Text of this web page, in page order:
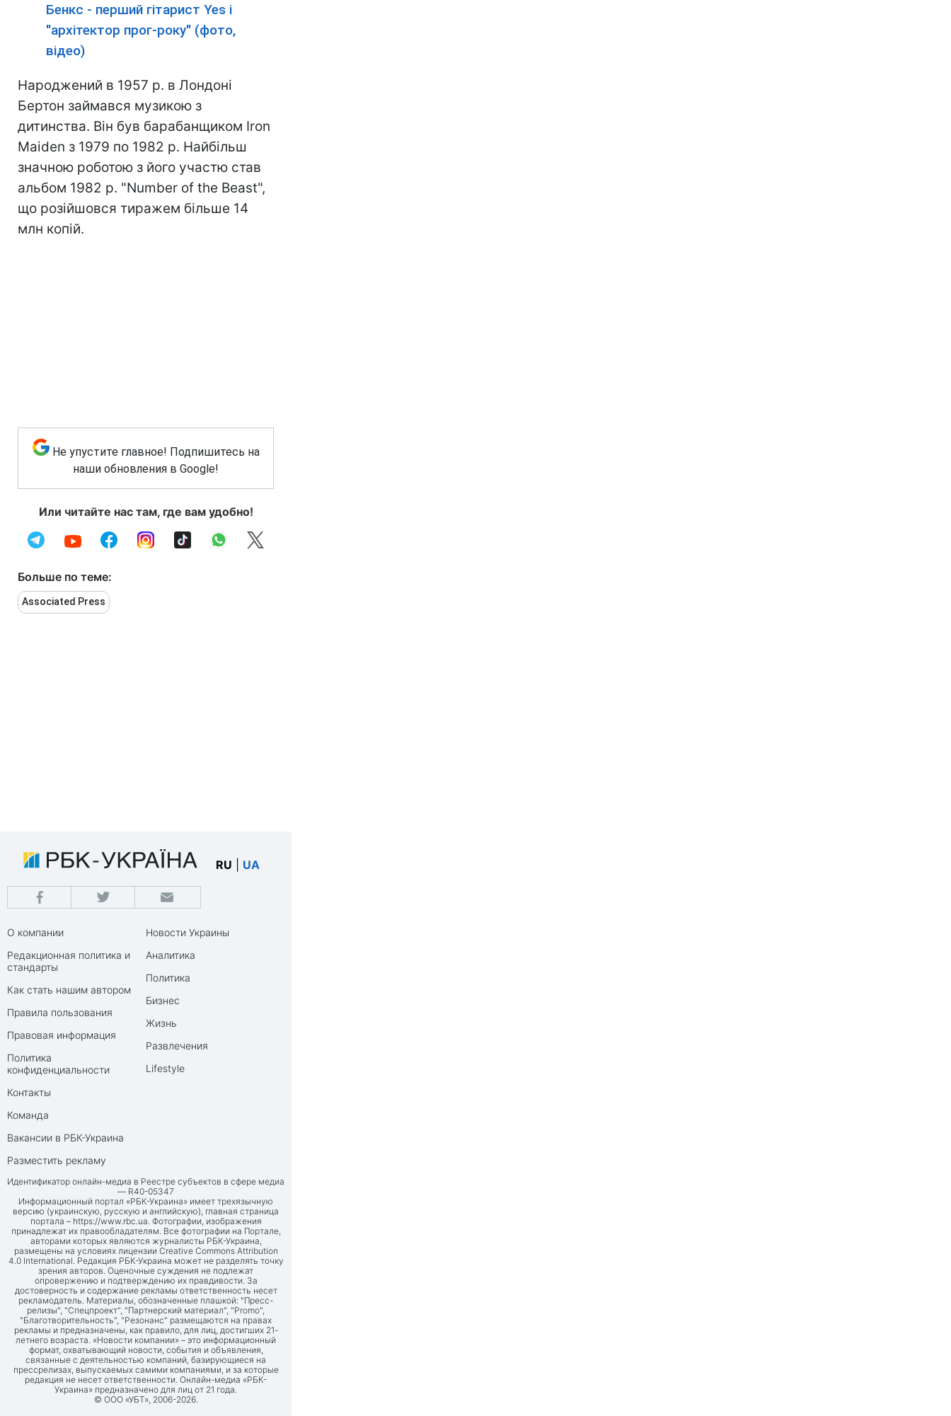
Бенкс - перший гітарист Yes і
"архітектор прог-року" (фото,
відео)
Народжений в 1957 р. в Лондоні
Бертон займався музикою з
дитинства. Він був барабанщиком Iron
Maiden з 1979 по 1982 р. Найбільш
значною роботою з його участю став
альбом 1982 р. "Number of the Beast",
що розійшовся тиражем більше 14
млн копій.
Не упустите главное! Подпишитесь на
наши обновления в Google!
Или читайте нас там, где вам удобно!
Больше по теме:
Associated Press
RU UA
О компании
Редакционная политика и
стандарты
Как стать нашим автором
Правила пользования
Правовая информация
Политика
конфиденциальности
Контакты
Команда
Вакансии в РБК-Украина
Разместить рекламу
Новости Украины
Аналитика
Политика
Бизнес
Жизнь
Развлечения
Lifestyle
Идентификатор онлайн-медиа в Реестре субъектов в сфере медиа
— R40-05347
Информационный портал «РБК-Украина» имеет трехязычную
версию (украинскую, русскую и английскую), главная страница
портала – https://www.rbc.ua . Фотографии, изображения
принадлежат их правообладателям. Все фотографии на Портале,
авторами которых являются журналисты РБК-Украина,
размещены на условиях лицензии Creative Commons Attribution
4.0 International. Редакция РБК-Украина может не разделять точку
зрения авторов. Оценочные суждения не подлежат
опровержению и подтверждению их правдивости. За
достоверность и содержание рекламы ответственность несет
рекламодатель. Материалы, обозначенные плашкой: "Пресс-
релизы", "Спецпроект", "Партнерский материал", "Promo",
"Благотворительность", "Резонанс" размещаются на правах
рекламы и предназначены, как правило, для лиц, достигших 21-
летнего возраста. «Новости компании» – это информационный
формат, охватывающий новости, события и объявления,
связанные с деятельностью компаний, базирующиеся на
прессрелизах, выпускаемых самими компаниями, и за которые
редакция не несет ответственности. Онлайн-медиа «РБК-
Украина» предназначено для лиц от 21 года.
© ООО «УБТ», 2006-2026.